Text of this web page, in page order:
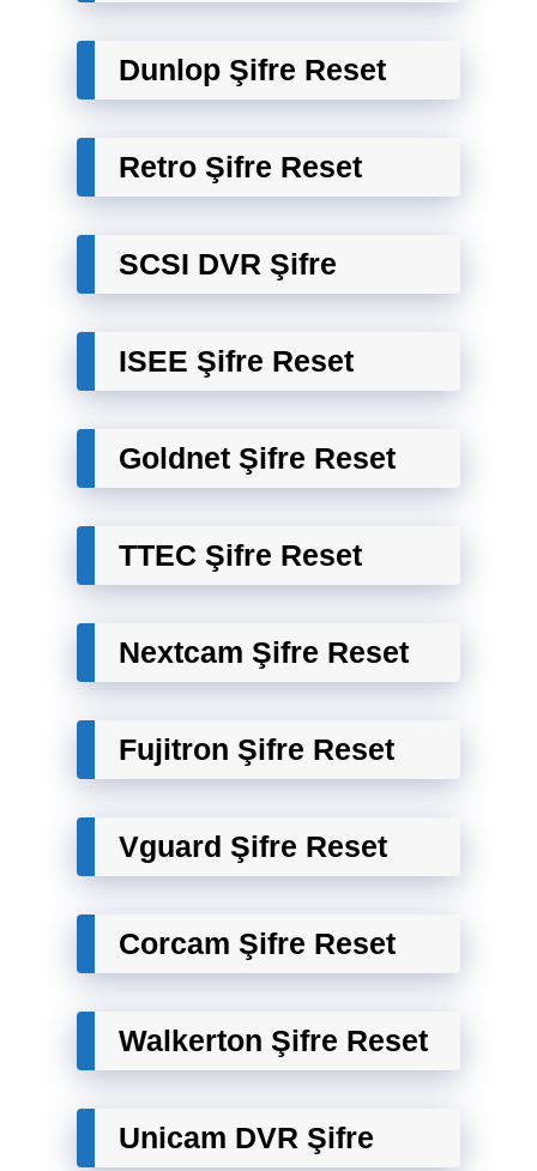
Dunlop Şifre Reset
Retro Şifre Reset
SCSI DVR Şifre
ISEE Şifre Reset
Goldnet Şifre Reset
TTEC Şifre Reset
Nextcam Şifre Reset
Fujitron Şifre Reset
Vguard Şifre Reset
Corcam Şifre Reset
Walkerton Şifre Reset
Unicam DVR Şifre